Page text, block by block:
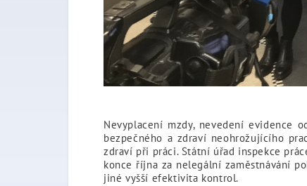
Nevyplacení mzdy, nevedení evidence
bezpečného a zdraví neohrožujícího
zdraví při práci. Státní úřad inspekce
konce října za nelegální zaměstnávání
jiné vyšší efektivita kontrol.